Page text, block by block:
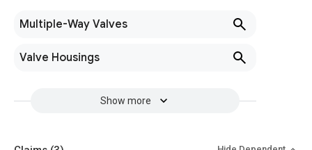
Multiple-Way Valves
Valve Housings
Show more